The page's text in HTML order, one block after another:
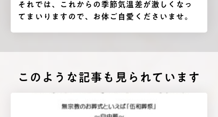
それでは、これからの季節気温差が激しくなっ
てまいりますので、お体ご自愛くださいませ。
このような記事も⾒られています